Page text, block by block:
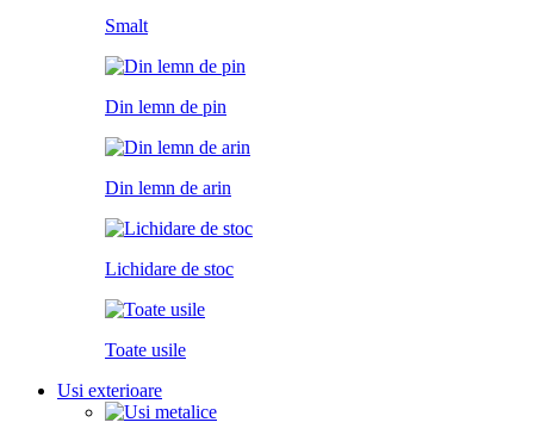
Smalt
Din lemn de pin
Din lemn de arin
Lichidare de stoc
Toate usile
Usi exterioare